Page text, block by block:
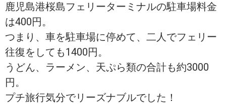
鹿児島港桜島フェリーターミナルの駐車場料金
は400円。
つまり、車を駐車場に停めて、二人でフェリー
往復をしても1400円。
うどん、ラーメン、天ぷら類の合計も約3000
円。
プチ旅行気分でリーズナブルでした！